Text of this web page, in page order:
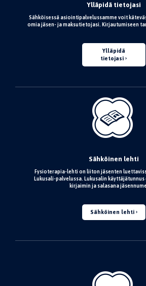
Ylläpidä tietojasi
Sähköisessä asiointipalvelussamme voit
omia jäsen- ja maksutietojasi. Kirjautumiseen
Ylläpidä
tietojasi
Sähköinen lehti
Fysioterapia-lehti on liiton jäsenten
Lukusali-palvelussa. Lukusalin
kirjaimin ja salasana
Sähköinen lehti